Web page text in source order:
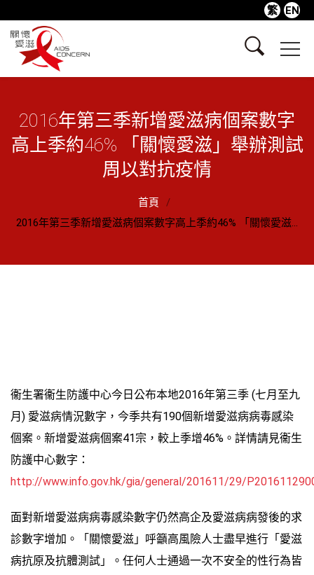
繁 EN
2016年第三季新增愛滋病個案數字
高上季約46% 「關懷愛滋」舉辦測試
周以對抗疫情
首頁
2016年第三季新增愛滋病個案數字高上季約46% 「關懷愛滋...
衞生署衞生防護中心今日公布本地2016年第三季 (七月至九
月) 愛滋病情況數字，今季共有190個新增愛滋病病毒感染
個案。新增愛滋病個案41宗，較上季增46%。詳情請見衞生
防護中心數字：
http://www.info.gov.hk/gia/general/201611/29/
面對新增愛滋病病毒感染數字仍然高企及愛滋病病發後的求
診數字增加。「關懷愛滋」呼籲高風險人士盡早進行「愛滋
病抗原及抗體測試」。任何人士通過一次不安全的性行為皆